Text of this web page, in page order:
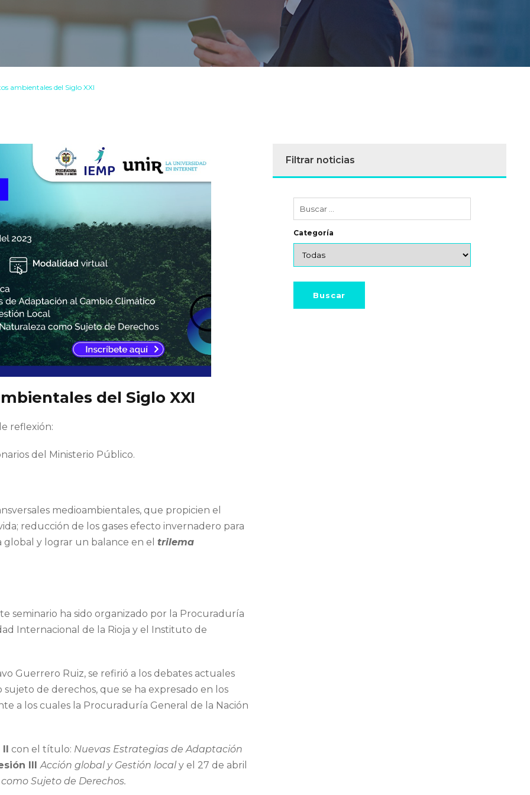
ambientales del Siglo XXI
del Siglo XXI
reflexión:
del Ministerio Público.
medioambientales, que propicien el
reducción de los gases efecto invernadero para
y lograr un balance en el trilema
seminario ha sido organizado por la Procuraduría
Internacional de la Rioja y el Instituto de
Guerrero Ruiz, se refirió a los debates actuales
de derechos, que se ha expresado en los
a los cuales la Procuraduría General de la Nación
con el título: Nuevas Estrategias de Adaptación
IIIAcción global y Gestión local y el 27 de abril
Sujeto de Derechos.
Filtrar noticias
Categoría